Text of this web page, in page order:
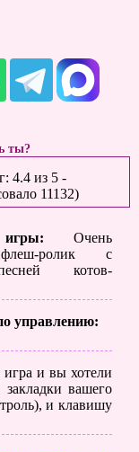
ты?
4.4из 5-
11132)
Очень
ролик с
котов-
управлению:
игра и вы хотели
вашего
и клавишу